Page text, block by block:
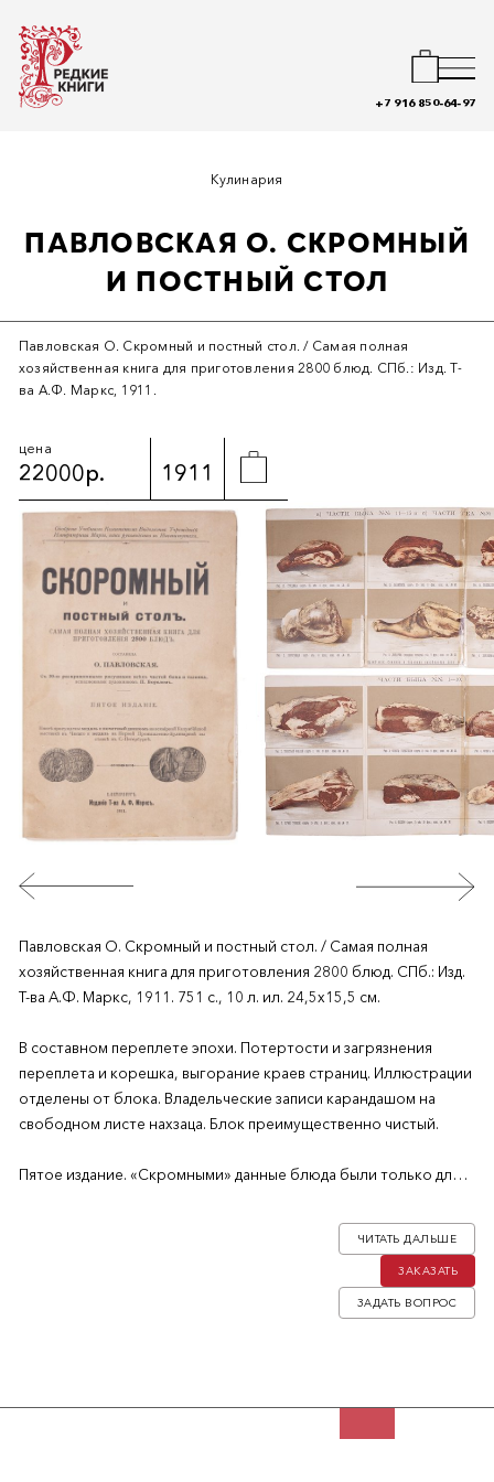
+7 916 850-64-97
Кулинария
ПАВЛОВСКАЯ О. СКРОМНЫЙ
И ПОСТНЫЙ СТОЛ
Павловская О. Скромный и постный стол. / Самая полная
хозяйственная книга для приготовления 2800 блюд. СПб.: Изд. Т-
ва А.Ф. Маркс, 1911.
цена
22000р. 1911
Павловская О. Скромный и постный стол. / Самая полная
хозяйственная книга для приготовления 2800 блюд. СПб.: Изд.
Т-ва А.Ф. Маркс, 1911. 751 с., 10 л. ил. 24,5х15,5 см.
В составном переплете эпохи. Потертости и загрязнения
переплета и корешка, выгорание краев страниц. Иллюстрации
отделены от блока. Владельческие записи карандашом на
свободном листе нахзаца. Блок преимущественно чистый.
Пятое издание. «Скромными» данные блюда были только для
определенного типа (соусы, супы, жаркое, блюда из рыбы,
напитки, выпечка и т. д.). «Реестр порядка обедов»,
приведенный в самом начале книги, позволял хозяйкам
составить меню и соблюсти порядок подачи блюд во время
ЗАДАТЬ ВОПРОС
ЗАКАЗАТЬ
ЧИТАТЬ ДАЛЬШЕ